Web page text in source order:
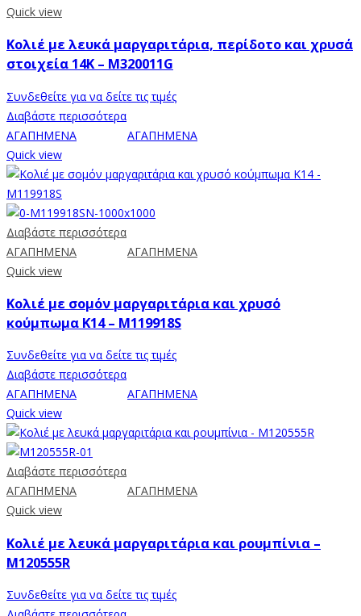
Quick view
Κολιέ με λευκά μαργαριτάρια, περίδοτο και χρυσά
στοιχεία 14K – M320011G
Συνδεθείτε για να δείτε τις τιμές
Διαβάστε περισσότερα
ΑΓΑΠΗΜΕΝΑ
ΑΓΑΠΗΜΕΝΑ
Quick view
Διαβάστε περισσότερα
ΑΓΑΠΗΜΕΝΑ
ΑΓΑΠΗΜΕΝΑ
Quick view
Κολιέ με σομόν μαργαριτάρια και χρυσό
κούμπωμα Κ14 – M119918S
Συνδεθείτε για να δείτε τις τιμές
Διαβάστε περισσότερα
ΑΓΑΠΗΜΕΝΑ
ΑΓΑΠΗΜΕΝΑ
Quick view
Διαβάστε περισσότερα
ΑΓΑΠΗΜΕΝΑ
ΑΓΑΠΗΜΕΝΑ
Quick view
Κολιέ με λευκά μαργαριτάρια και ρουμπίνια –
M120555R
Συνδεθείτε για να δείτε τις τιμές